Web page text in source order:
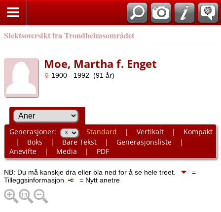
Slektsoversikt fra Trondheimsområdet
Moe, Martha f. Enget
1900 - 1992 (91 år)
Generasjoner: Standard | Vertikalt| Kompakt
| Boks | Bare Tekst| Generasjonsliste|
Anevifte| Media | PDF
NB: Du må kanskje dra eller bla ned for å se hele treet.
=
Tilleggsinformasjon
= Nytt anetre